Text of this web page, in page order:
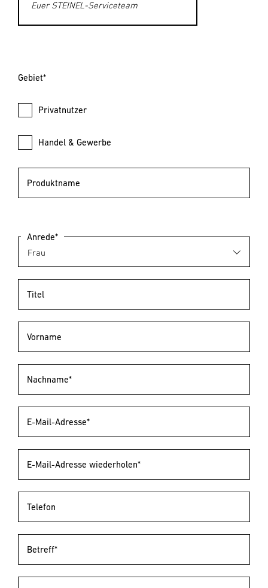
Euer STEINEL-Serviceteam
Gebiet*
Privatnutzer
Handel & Gewerbe
Produktname
Anrede*
Titel
Vorname
Nachname*
E-Mail-Adresse*
E-Mail-Adresse wiederholen*
Telefon
Betreff*